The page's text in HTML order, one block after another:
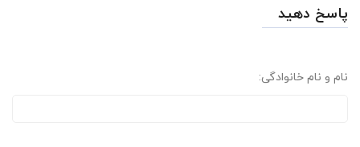
پاسخ دهید
نام و نام خانوادگی: